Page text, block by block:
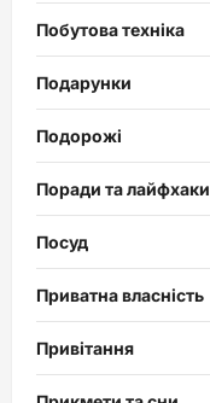
Побутова техніка
Подарунки
Подорожі
Поради та лайфхаки
Посуд
Приватна власність
Привітання